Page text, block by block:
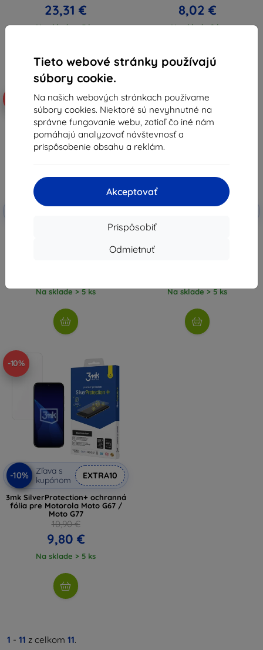
Tieto webové stránky používajú
súbory cookie.
Na našich webových stránkach používame
súbory cookies. Niektoré sú nevyhnutné na
správne fungovanie webu, zatiaľ čo iné nám
pomáhajú analyzovať návštevnosť a
prispôsobenie obsahu a reklám.
Akceptovať
Prispôsobiť
Odmietnuť
23,31 €
Na sklade > 5 ks
8,02 €
Na sklade 2 ks
Zľava s
3mk Silky Matt Pro ochranná
Na sklade > 5 ks
-10%
Zľava s
3mk Lens Protection hybridné
Na sklade > 5 ks
-10%
-10%
Zľava s
kupónom
EXTRA10
3mk SilverProtection+ ochranná
fólia pre Motorola Moto G67 /
Moto G77
10,90 €
9,80 €
Na sklade > 5 ks
1 - 11 z celkom 11.